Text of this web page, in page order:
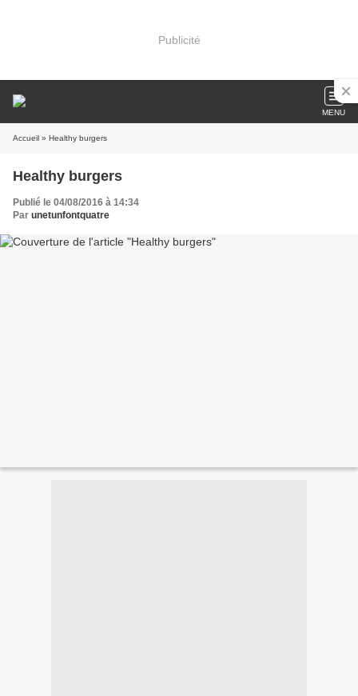
Publicité
MENU
Accueil » Healthy burgers
Healthy burgers
Publié le 04/08/2016 à 14:34
Par unetunfontquatre